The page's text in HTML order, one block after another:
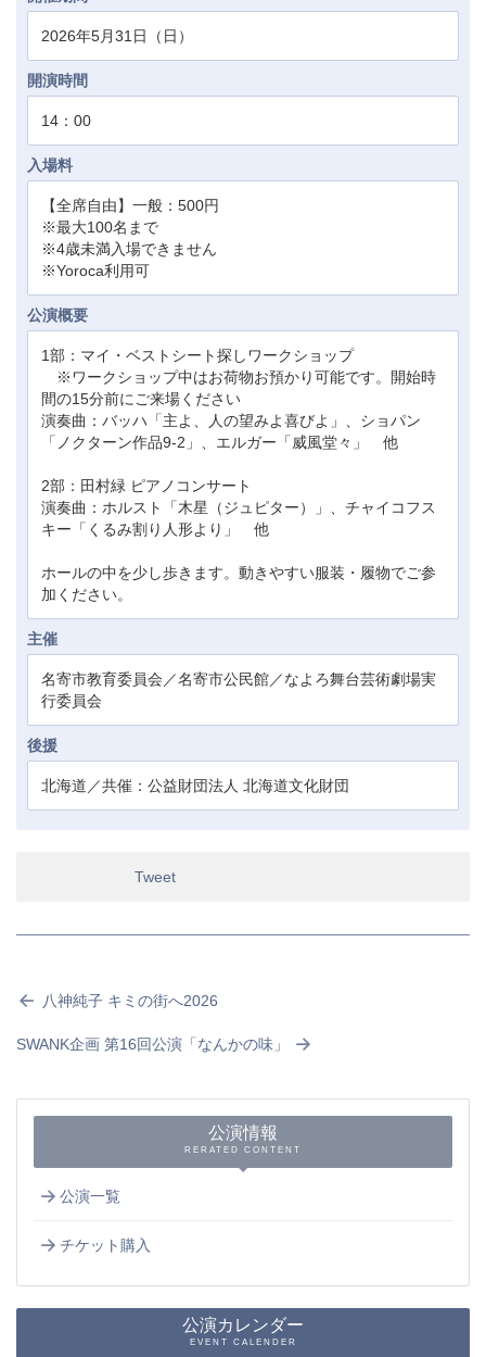
2026年5月31日（日）
開演時間
14：00
入場料
【全席自由】一般：500円
※最大100名まで
※4歳未満入場できません
※Yoroca利用可
公演概要
1部：マイ・ベストシート探しワークショップ
※ワークショップ中はお荷物お預かり可能です。開始時
間の15分前にご来場ください
演奏曲：バッハ「主よ、人の望みよ喜びよ」、ショパン
「ノクターン作品9-2」、エルガー「威風堂々」 他
2部：田村緑 ピアノコンサート
演奏曲：ホルスト「木星（ジュピター）」、チャイコフス
キー「くるみ割り人形より」 他
ホールの中を少し歩きます。動きやすい服装・履物でご参
加ください。
主催
名寄市教育委員会／名寄市公民館／なよろ舞台芸術劇場実
行委員会
後援
北海道／共催：公益財団法人 北海道文化財団
Tweet
八神純子 キミの街へ2026
SWANK企画 第16回公演「なんかの味」
公演情報
RERATED CONTENT
公演一覧
チケット購入
公演カレンダー
EVENT CALENDER